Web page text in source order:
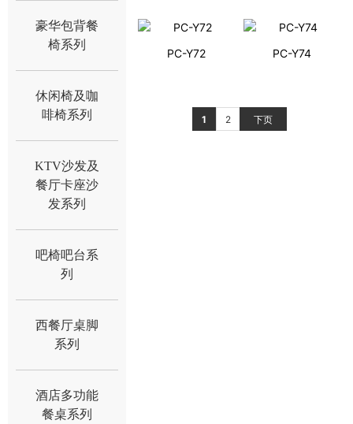
豪华包背餐
椅系列
休闲椅及咖
啡椅系列
KTV沙发及
餐厅卡座沙
发系列
吧椅吧台系
列
西餐厅桌脚
系列
酒店多功能
餐桌系列
PC-Y72 PC-Y74
1 2 下页